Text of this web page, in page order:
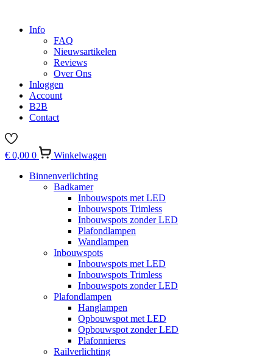
Info
FAQ
Nieuwsartikelen
Reviews
Over Ons
Inloggen
Account
B2B
Contact
€ 0,00 0
Winkelwagen
Binnenverlichting
Badkamer
Inbouwspots met LED
Inbouwspots Trimless
Inbouwspots zonder LED
Plafondlampen
Wandlampen
Inbouwspots
Inbouwspots met LED
Inbouwspots Trimless
Inbouwspots zonder LED
Plafondlampen
Hanglampen
Opbouwspot met LED
Opbouwspot zonder LED
Plafonnieres
Railverlichting